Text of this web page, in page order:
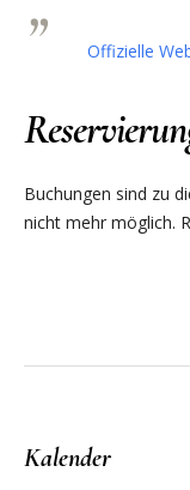
Offizielle
Buchungen sind zu
nicht mehr möglich.
Kalender